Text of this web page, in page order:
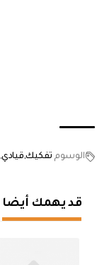
الوسوم تفكيك قيادي
قد يهمك أيضا